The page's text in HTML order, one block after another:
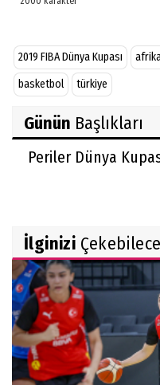
2019 FIBA Dünya Kupası
basketbol
türkiye
Günün Başlıkları
Periler Dünya
İlginizi